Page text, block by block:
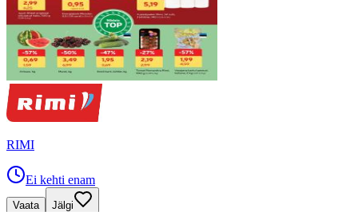
RIMI
Ei kehti enam
Vaata Jälgi